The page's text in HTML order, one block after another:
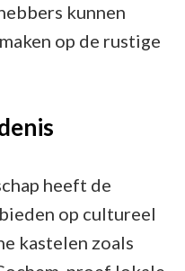
kunnen
op de rustige
heeft de
op cultureel
kastelen zoals